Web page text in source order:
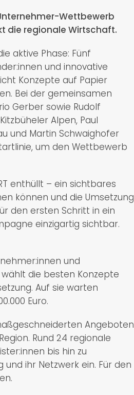
Wettbewerb
die regionale Wirtschaft.
aktive Phase: Fünf
und innovative
Konzepte auf Papier
Bei der gemeinsamen
Gerber sowie Rudolf
Alpen, Paul
und Martin Schwaighofer
um den Wettbewerb
enthüllt – ein sichtbares
können und die Umsetzung
den ersten Schritt in ein
einzigartig sichtbar.
und
die besten Konzepte
Auf sie warten
Euro.
Angeboten
Rund 24 regionale
bis hin zu
ihr Netzwerk ein. Für den